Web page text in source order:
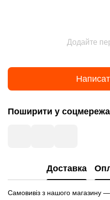
Додайте
Поширити у
Доставка
Самовивіз з нашого магазину